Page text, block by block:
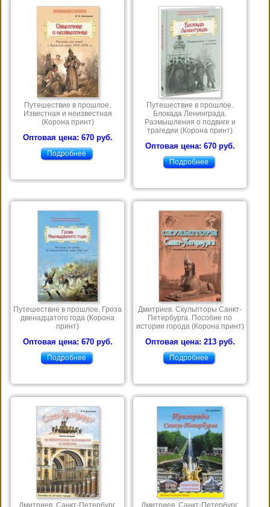
Путешествие в прошлое.
Известная и неизвестная
(Корона принт)
Оптовая цена: 670 руб.
Подробнее
Путешествие в прошлое.
Блокада Ленинграда.
Размышления о подвиге и
трагедии (Корона принт)
Оптовая цена: 670 руб.
Подробнее
Путешествие в прошлое. Гроза
двенадцатого года (Корона
принт)
Оптовая цена: 670 руб.
Подробнее
Дмитриев. Скульпторы Санкт-
Петербурга. Пособие по
истории города (Корона принт)
Оптовая цена: 213 руб.
Подробнее